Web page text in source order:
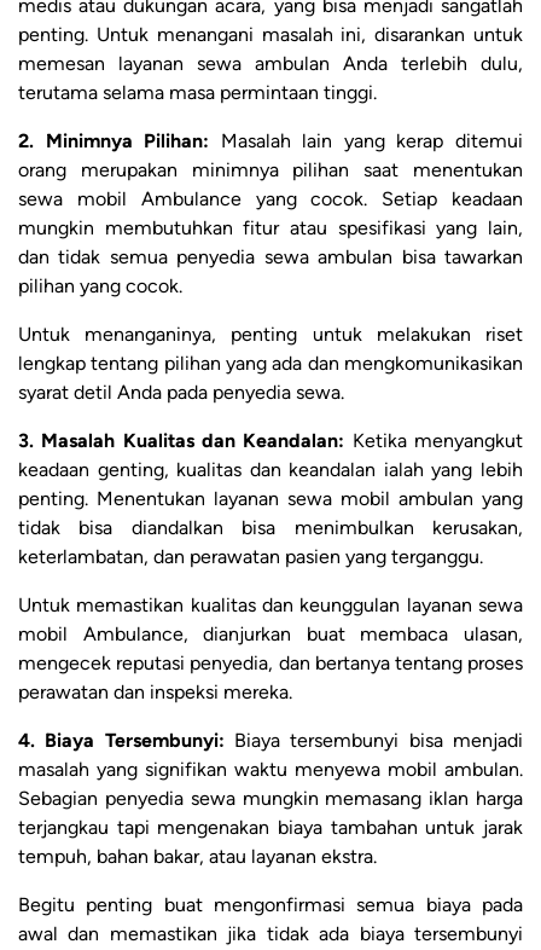
medis atau dukungan acara, yang bisa menjadi sangatlah
penting. Untuk menangani masalah ini, disarankan untuk
memesan layanan sewa ambulan Anda terlebih dulu,
terutama selama masa permintaan tinggi.
2. Minimnya Pilihan: Masalah lain yang kerap ditemui
orang merupakan minimnya pilihan saat menentukan
sewa mobil Ambulance yang cocok. Setiap keadaan
mungkin membutuhkan fitur atau spesifikasi yang lain,
dan tidak semua penyedia sewa ambulan bisa tawarkan
pilihan yang cocok.
Untuk menanganinya, penting untuk melakukan riset
lengkap tentang pilihan yang ada dan mengkomunikasikan
syarat detil Anda pada penyedia sewa.
3. Masalah Kualitas dan Keandalan: Ketika menyangkut
keadaan genting, kualitas dan keandalan ialah yang lebih
penting. Menentukan layanan sewa mobil ambulan yang
tidak bisa diandalkan bisa menimbulkan kerusakan,
keterlambatan, dan perawatan pasien yang terganggu.
Untuk memastikan kualitas dan keunggulan layanan sewa
mobil Ambulance, dianjurkan buat membaca ulasan,
mengecek reputasi penyedia, dan bertanya tentang proses
perawatan dan inspeksi mereka.
4. Biaya Tersembunyi: Biaya tersembunyi bisa menjadi
masalah yang signifikan waktu menyewa mobil ambulan.
Sebagian penyedia sewa mungkin memasang iklan harga
terjangkau tapi mengenakan biaya tambahan untuk jarak
tempuh, bahan bakar, atau layanan ekstra.
Begitu penting buat mengonfirmasi semua biaya pada
awal dan memastikan jika tidak ada biaya tersembunyi